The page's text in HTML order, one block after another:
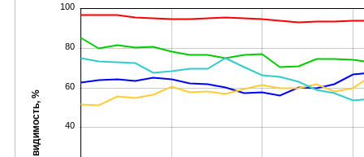
40
60
80
100
видимость, %